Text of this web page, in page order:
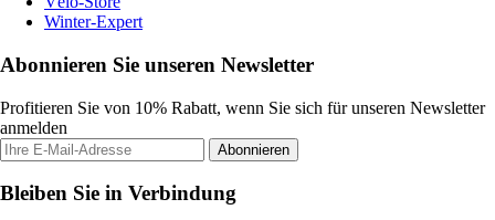
Winter-Expert
Abonnieren Sie unseren Newsletter
Profitieren Sie von 10% Rabatt, wenn Sie sich für unseren Newsletter
anmelden
Abonnieren
Bleiben Sie in Verbindung